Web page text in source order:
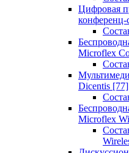
Цифровая
конференц-
Microflex
Dicentis [77]
Microflex